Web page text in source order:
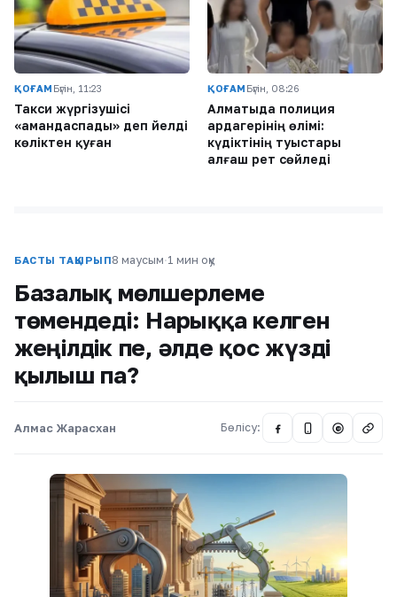
ҚОҒАМ Бүгін, 11:23
Такси жүргізушісі
«амандаспады» деп әйелді
көліктен қуған
ҚОҒАМ Бүгін, 08:26
Алматыда полиция
ардагерінің өлімі:
күдіктінің туыстары
алғаш рет сөйледі
БАСТЫ ТАҚЫРЫП8 маусым·1 мин оқу
Базалық мөлшерлеме
төмендеді: Нарыққа келген
жеңілдік пе, әлде қос жүзді
қылыш па?
Алмас Жарасхан Бөлісу: @